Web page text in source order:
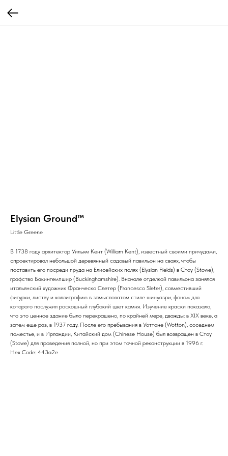
Elysian Ground™
Little Greene
В 1738 году архитектор Уильям Кент (William Kent), известный своими причудами,
спроектировал небольшой деревянный садовый павильон на сваях, чтобы
поставить его посреди пруда на Елисейских полях (Elysian Fields) в Стоу (Stowe),
графство Бакингемпшир (Buckinghamshire). Вначале отделкой павильона занялся
итальянский художник Франческо Слетер (Francesco Sleter), совместивший
фигурки, листву и каллиграфию в замысловатом стиле шинуазри, фоном для
которого послужил роскошный глубокий цвет камня. Изучение краски показало,
что это ценное здание было перекрашено, по крайней мере, дважды: в XIX веке, а
затем еще раз, в 1937 году. После его пребывания в Уоттоне (Wotton), соседнем
поместье, и в Ирландии, Китайский дом (Chinese House) был возвращен в Стоу
(Stowe) для проведения полной, но при этом точной реконструкции в 1996 г.
Hex Code: 443a2e